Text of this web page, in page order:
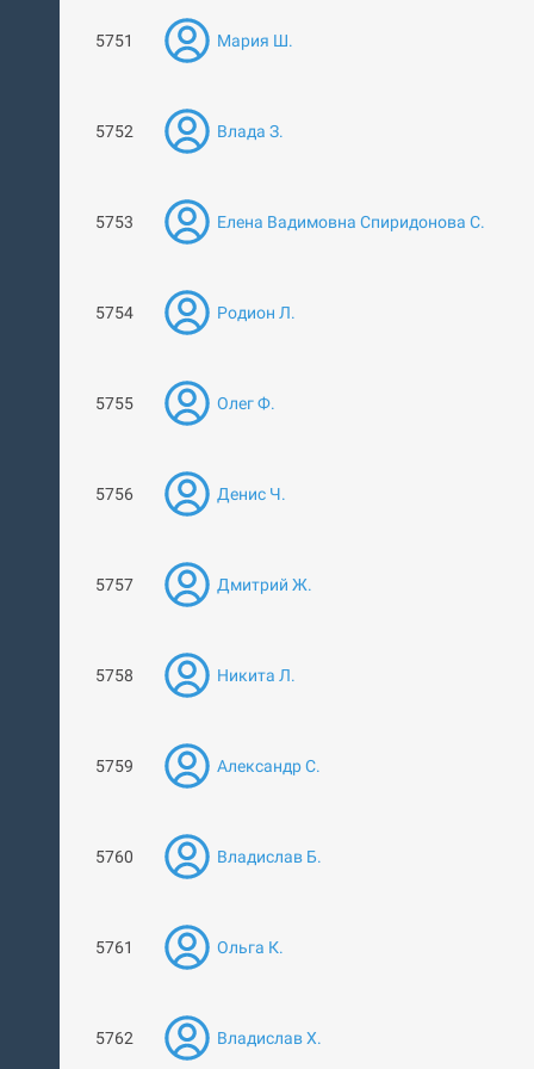
5751 Мария Ш.
5752 Влада З.
5753 Елена Вадимовна Спиридонова С.
5754 Родион Л.
5755 Олег Ф.
5756 Денис Ч.
5757 Дмитрий Ж.
5758 Никита Л.
5759 Александр С.
5760 Владислав Б.
5761 Ольга К.
5762 Владислав Х.